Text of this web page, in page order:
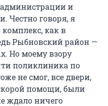
администрации и
Честно говоря, я
как в
Рыбновский район —
Но моему взору
поликлиника по
не смог, все двери,
помощи, были
ждало ничего